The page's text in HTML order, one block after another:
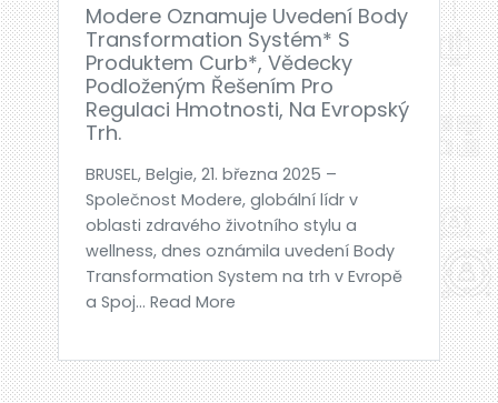
Modere Oznamuje Uvedení Body
Transformation Systém* S
Produktem Curb*, Vědecky
Podloženým Řešením Pro
Regulaci Hmotnosti, Na Evropský
Trh.
BRUSEL, Belgie, 21. března 2025 –
Společnost Modere, globální lídr v
oblasti zdravého životního stylu a
wellness, dnes oznámila uvedení Body
Transformation System na trh v Evropě
a Spoj... Read More